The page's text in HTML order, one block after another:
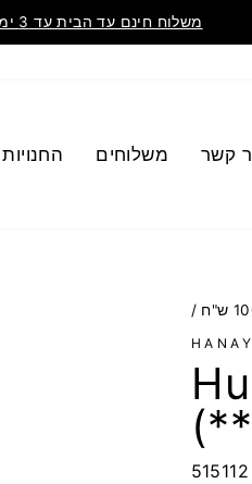
משלוח חינם עד הבית עד 3 ימי עסקים בהזמנות מעל 350 ש״ח
החנויות משלוחים קשר
/
515112